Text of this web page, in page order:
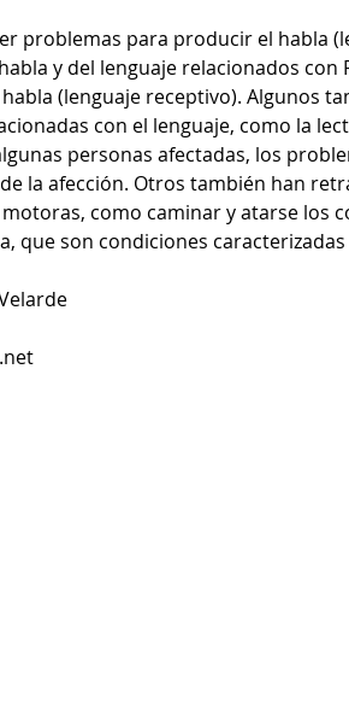
problemas para producir el habla
y del lenguaje relacionados con
(lenguaje receptivo). Algunos
con el lenguaje, como la
personas afectadas, los
la afección. Otros también han
como caminar y atarse los
que son condiciones